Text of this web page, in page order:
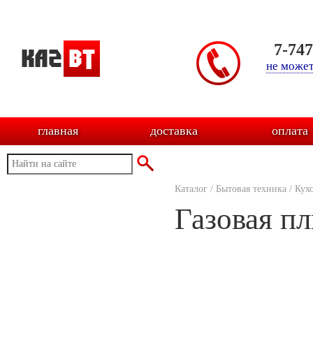
7-
не
главная доставка оплата
Каталог / Бытовая техника /
Газовая